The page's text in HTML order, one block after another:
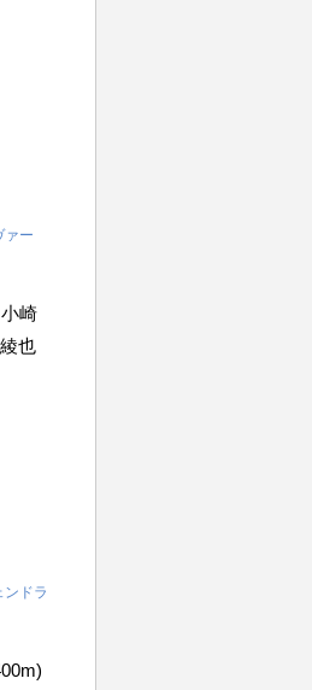
ァー
崎
也
ンドラ